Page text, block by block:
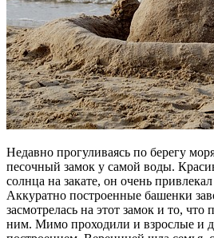
Недавно прогуливаясь по берегу
песочный замок у самой воды.
солнца на закате, он очень
Аккуратно построенные башенки
засмотрелась на этот замок и то, что
ним. Мимо проходили и взрослые и